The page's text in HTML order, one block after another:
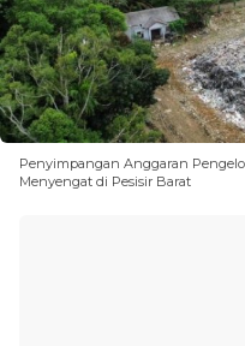
Penyimpangan Anggaran
Menyengat di Pesisir Barat